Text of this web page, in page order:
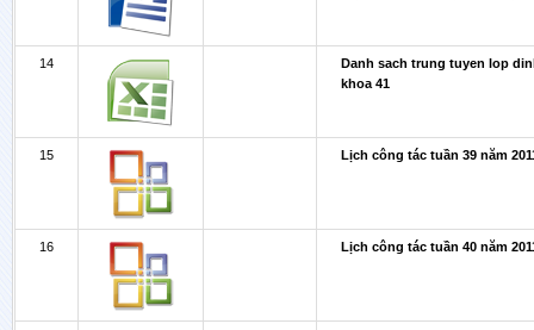
14
Danh sach trung tuyen lop
khoa 41
15 Lịch công tác tuần 39 năm
16 Lịch công tác tuần 40 năm